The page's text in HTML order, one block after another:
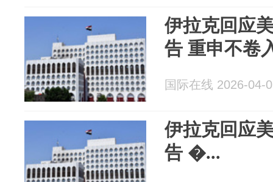
伊拉克回应
告 重申不卷
国际在线 2026-04-
伊拉克回应
告 �...